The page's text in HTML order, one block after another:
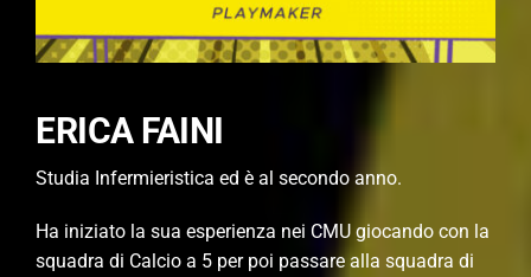
ERICA FAINI
Studia Infermieristica ed è al secondo anno.
Ha iniziato la sua esperienza nei CMU giocando con la
squadra di Calcio a 5 per poi passare alla squadra di